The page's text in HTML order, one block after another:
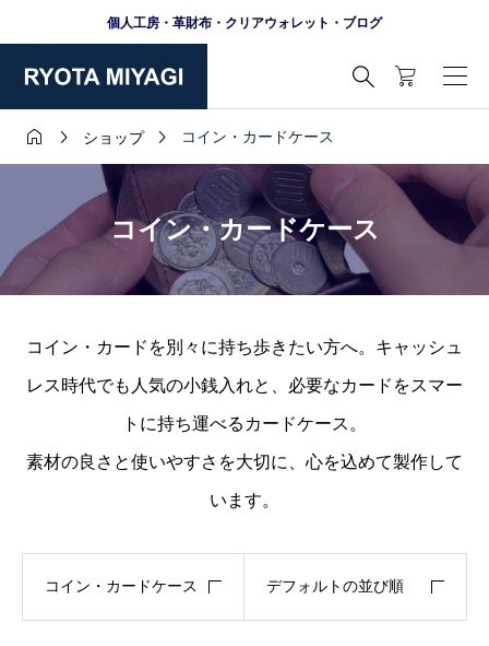
個人工房・革財布・クリアウォレット・ブログ

  ショップ  コイン・カードケース
コイン・カードケース
コイン・カードを別々に持ち歩きたい方へ。キャッシュ
レス時代でも人気の小銭入れと、必要なカードをスマー
トに持ち運べるカードケース。
素材の良さと使いやすさを大切に、心を込めて製作して
います。
コイン・カードケース デフォルトの並び順